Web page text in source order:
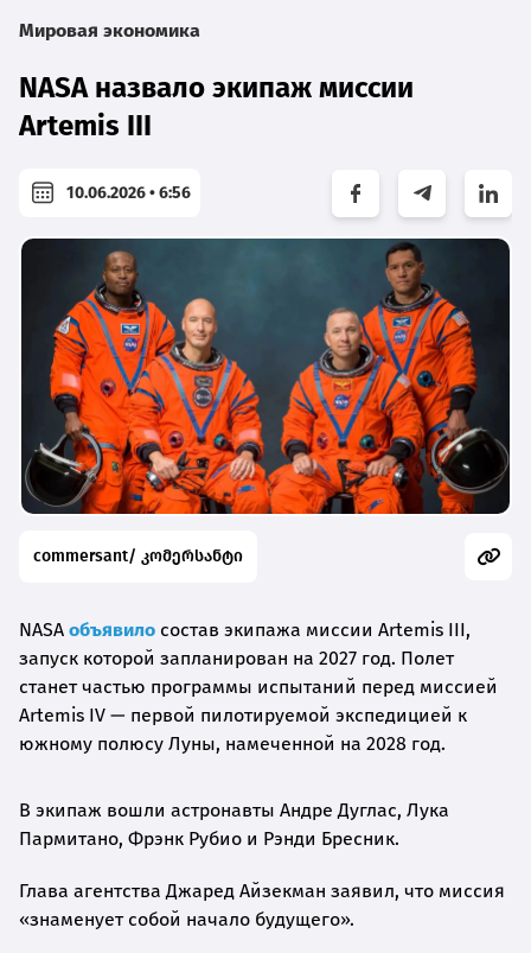
Мировая экономика
NASA назвало экипаж миссии
Artemis III
10.06.2026 • 6:56
commersant/ კომერსანტი
NASA объявило состав экипажа миссии Artemis III,
запуск которой запланирован на 2027 год. Полет
станет частью программы испытаний перед миссией
Artemis IV — первой пилотируемой экспедицией к
южному полюсу Луны, намеченной на 2028 год.
В экипаж вошли астронавты Андре Дуглас, Лука
Пармитано, Фрэнк Рубио и Рэнди Бресник.
Глава агентства Джаред Айзекман заявил, что миссия
«знаменует собой начало будущего».